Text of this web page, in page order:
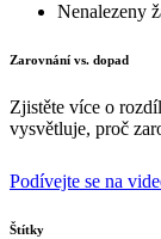
Nenalezeny
Zarovnání vs. dopad
Zjistěte více o
vysvětluje, proč
Podívejte se na
Štítky